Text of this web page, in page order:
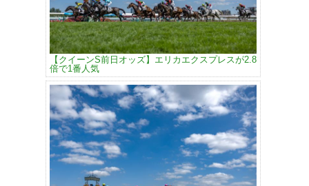
【クイーンS前日オッズ】エリカエクスプレスが2.8
倍で1番人気